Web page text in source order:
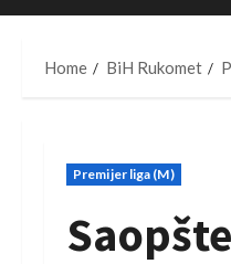
Home BiH Rukomet
Premijer liga (M)